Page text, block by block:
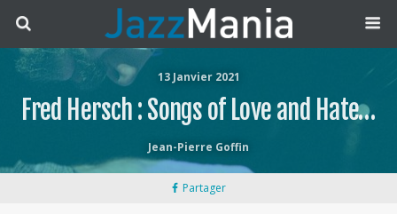
13 Janvier 2021
Fred Hersch : Songs of Love and Hate…
Jean-Pierre Goffin
Partager